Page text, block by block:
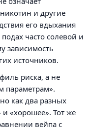
и другие
его вдыхания
часто солевой и
зависимость
источников.
риска, а не
параметрам».
как два разных
и «хорошее». Тот же
вейпа с